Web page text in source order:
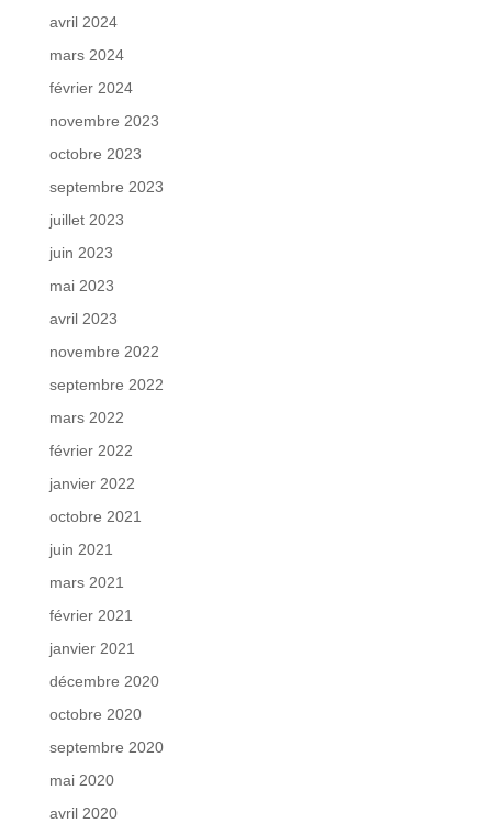
avril 2024
mars 2024
février 2024
novembre 2023
octobre 2023
septembre 2023
juillet 2023
juin 2023
mai 2023
avril 2023
novembre 2022
septembre 2022
mars 2022
février 2022
janvier 2022
octobre 2021
juin 2021
mars 2021
février 2021
janvier 2021
décembre 2020
octobre 2020
septembre 2020
mai 2020
avril 2020